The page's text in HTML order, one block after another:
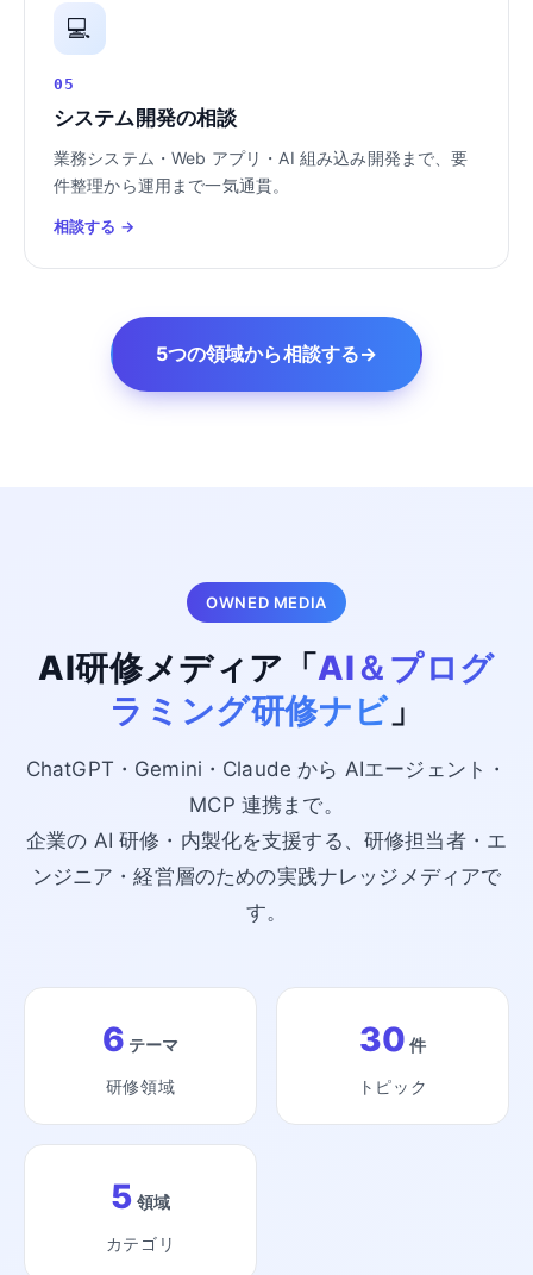
💻
05
システム開発の相談
業務システム・Web アプリ・AI 組み込み開発まで、要
件整理から運用まで一気通貫。
相談する →
5つの領域から相談する→
OWNED MEDIA
AI研修メディア「AI＆プログ
ラミング研修ナビ」
ChatGPT・Gemini・Claude から AIエージェント・
MCP 連携まで。
企業の AI 研修・内製化を支援する、研修担当者・エ
ンジニア・経営層のための実践ナレッジメディアで
す。
6 テーマ
研修領域
30 件
トピック
5 領域
カテゴリ